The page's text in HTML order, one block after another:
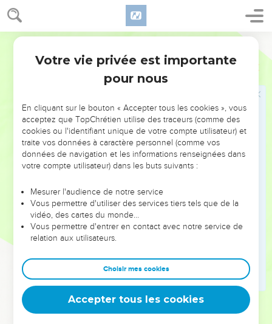
14
30 Regardez, diront-ils, c’est celui qui a commencé à
construire et qui n’a pas pu terminer ! »
guerre à un autre. Ne commencera-t-il pas à tenir conseil afin
d’examiner s’il peut, avec dix mille hommes, affronter celui
S’il se rend compte qu’il en est incapable, il lui envoie à
temps une délégation, pendant que l’ennemi est encore
loin, pour s’informer sur ses conditions de paix et engager
des négociations avec lui.
Et Jésus de conclure : — Il en est de même pour vous :
ne peut pas être mon disciple.
Le sel inutile
insipide, comment lui rendra-t-on sa saveur ?
On ne peut plus l’utiliser, ni pour le sol ni pour le fumier. Il
n’y a plus qu’à le jeter. Que celui qui est capable d’écouter
s’efforce de bien comprendre ce que je viens de dire.
Votre vie privée est importante
pour nous
En cliquant sur le bouton « Accepter tous les cookies », vous
acceptez que TopChrétien utilise des traceurs (comme des
cookies ou l'identifiant unique de votre compte utilisateur) et
traite vos données à caractère personnel (comme vos
données de navigation et les informations renseignées dans
votre compte utilisateur) dans les buts suivants :
Mesurer l'audience de notre service
Vous permettre d'utiliser des services tiers tels que de la
vidéo, des cartes du monde…
Vous permettre d'entrer en contact avec notre service de
relation aux utilisateurs.
Choisir mes cookies
Accepter tous les cookies